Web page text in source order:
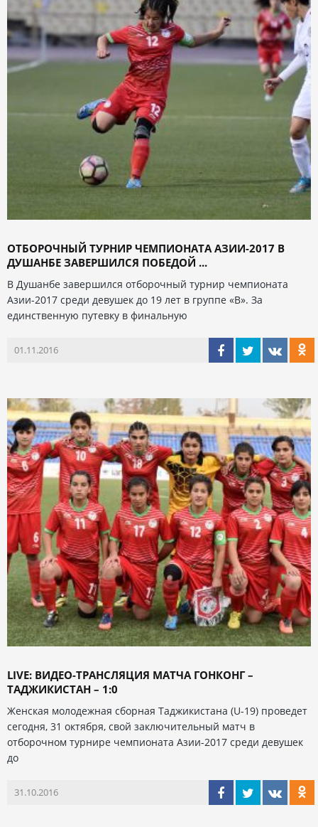
ОТБОРОЧНЫЙ ТУРНИР ЧЕМПИОНАТА АЗИИ-2017 В
ДУШАНБЕ ЗАВЕРШИЛСЯ ПОБЕДОЙ ...
В Душанбе завершился отборочный турнир чемпионата
Азии-2017 среди девушек до 19 лет в группе «В». За
единственную путевку в финальную
01.11.2016
LIVE: ВИДЕО-ТРАНСЛЯЦИЯ МАТЧА ГОНКОНГ –
ТАДЖИКИСТАН – 1:0
Женская молодежная сборная Таджикистана (U-19) проведет
сегодня, 31 октября, свой заключительный матч в
отборочном турнире чемпионата Азии-2017 среди девушек
до
31.10.2016